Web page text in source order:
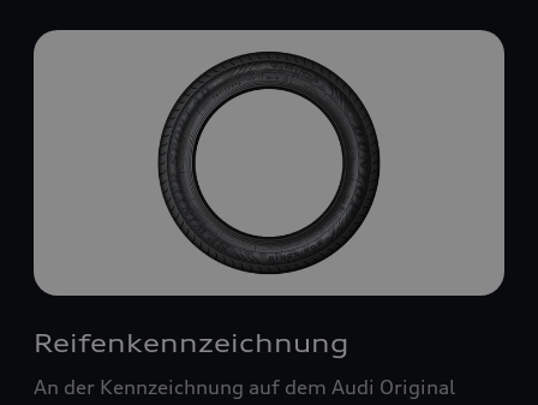
Reifenkennzeichnung
An der Kennzeichnung auf dem Audi Original